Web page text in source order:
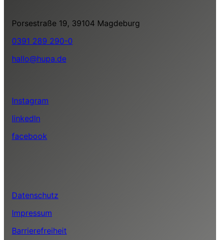
Porsestraße 19, 39104 Magdeburg
0391 289 290-0
hallo@hupa.de
Instagram
linkedIn
facebook
Datenschutz
Impressum
Barrierefreiheit